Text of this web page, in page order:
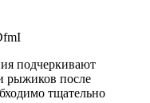
подчеркивают
рыжиков после
тщательно